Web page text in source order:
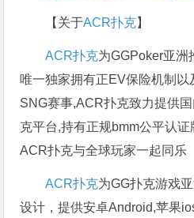
【关于ACR扑克】
ACR扑克为GGPoker亚洲
唯一独家拥有正EV保险机制
SNG赛事,ACR扑克致力提供
克平台,持有正规bmm公平认
ACR扑克与全球玩家一起同乐
ACR扑克为GG扑克游戏
设计，提供安卓Android,苹果